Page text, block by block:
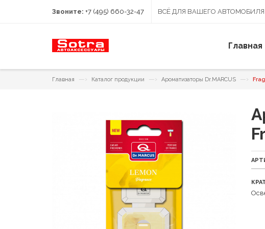
Звоните: +7 (495) 660-32-47 ВСЁ ДЛЯ ВАШЕГО АВТОМОБИЛЯ
Главная
Главная —› Каталог продукции —› Ароматизаторы Dr.MARCUS —›